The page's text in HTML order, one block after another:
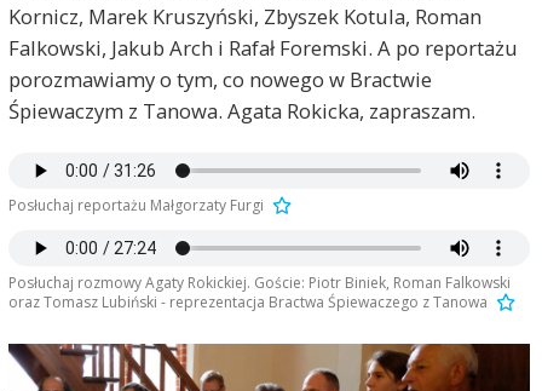
Kornicz, Marek Kruszyński, Zbyszek Kotula, Roman
Falkowski, Jakub Arch i Rafał Foremski. A po reportażu
porozmawiamy o tym, co nowego w Bractwie
Śpiewaczym z Tanowa. Agata Rokicka, zapraszam.
Posłuchaj reportażu Małgorzaty Furgi
Posłuchaj rozmowy Agaty Rokickiej. Goście: Piotr Biniek, Roman Falkowski
oraz Tomasz Lubiński - reprezentacja Bractwa Śpiewaczego z Tanowa